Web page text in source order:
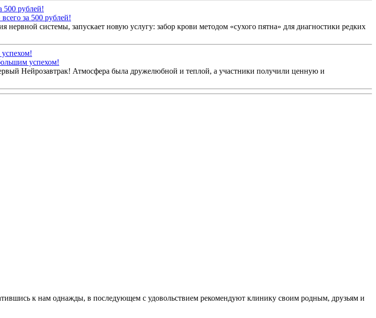
за 500 рублей!
системы, запускает новую услугу: забор крови методом «сухого пятна» для диагностики редких
успехом!
Нейрозавтрак! Атмосфера была дружелюбной и теплой, а участники получили ценную и
к нам однажды, в последующем с удовольствием рекомендуют клинику своим родным, друзьям и